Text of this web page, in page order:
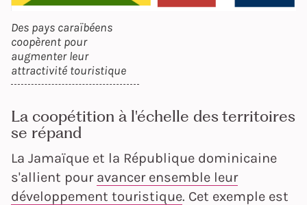
Des pays caraïbéens
coopèrent pour
augmenter leur
attractivité touristique
La coopétition à l'échelle des territoires
se répand
La Jamaïque et la République dominicaine
s'allient pour avancer ensemble leur
développement touristique. Cet exemple est